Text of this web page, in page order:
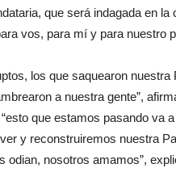
que será indagada en
vos, para mí y para nuestro
los que saquearon
a nuestra gente”,
que estamos pasando va
y reconstruiremos nuestra
odian, nosotros amamos”,